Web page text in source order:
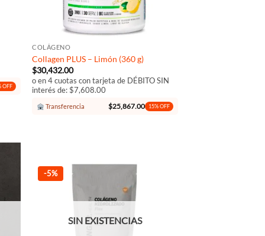
OFF
COLÁGENO
Collagen PLUS – Limón (360 g)
$30,432.00
o en 4 cuotas con tarjeta de DÉBITO SIN
interés de: $7,608.00
Transferencia $25,867.00 15% OFF
-5%
SIN EXISTENCIAS